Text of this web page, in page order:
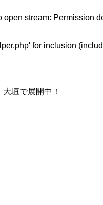
stream: Permission
for inclusion
垣で展開中！